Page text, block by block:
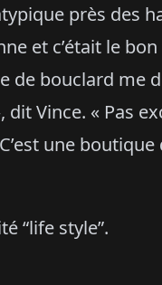
près des
et c’était le
de bouclard me
dit Vince. « Pas
une boutique
“life style”.